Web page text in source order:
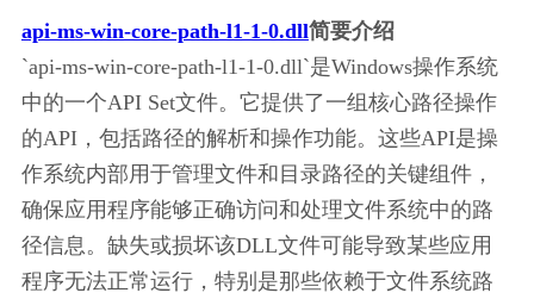
api-ms-win-core-path-l1-1-0.dll简要介绍
`api-ms-win-core-path-l1-1-0.dll`是Windows操作系统
中的一个API Set文件。它提供了一组核心路径操作
的API，包括路径的解析和操作功能。这些API是操
作系统内部用于管理文件和目录路径的关键组件，
确保应用程序能够正确访问和处理文件系统中的路
径信息。缺失或损坏该DLL文件可能导致某些应用
程序无法正常运行，特别是那些依赖于文件系统路